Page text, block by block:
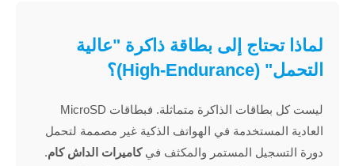
لماذا تحتاج إلى بطاقة ذاكرة "عالية
التحمل" (High-Endurance)؟
ليست كل بطاقات الذاكرة متماثلة. فبطاقات MicroSD
العادية المستخدمة في الهواتف الذكية غير مصممة لتحمل
دورة التسجيل المستمر والمكثف فيكاميرات الداش كام.